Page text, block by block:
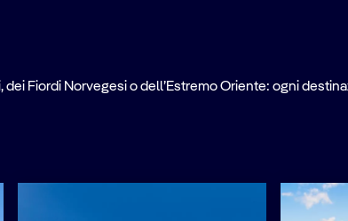
Fiordi Norvegesi o dell’Estremo Oriente: ogni